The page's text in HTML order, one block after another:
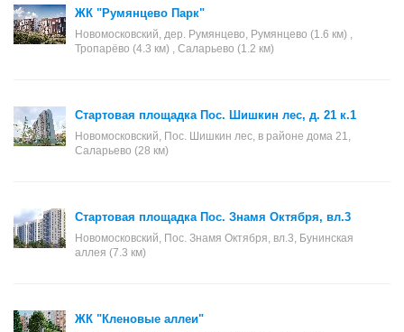
ЖК "Румянцево Парк"
Новомосковский, дер. Румянцево, Румянцево (1.6 км) ,
Тропарёво (4.3 км) , Саларьево (1.2 км)
Стартовая площадка Пос. Шишкин лес, д. 21 к.1
Новомосковский, Пос. Шишкин лес, в районе дома 21,
Саларьево (28 км)
Стартовая площадка Пос. Знамя Октября, вл.3
Новомосковский, Пос. Знамя Октября, вл.3, Бунинская
аллея (7.3 км)
ЖК "Кленовые аллеи"